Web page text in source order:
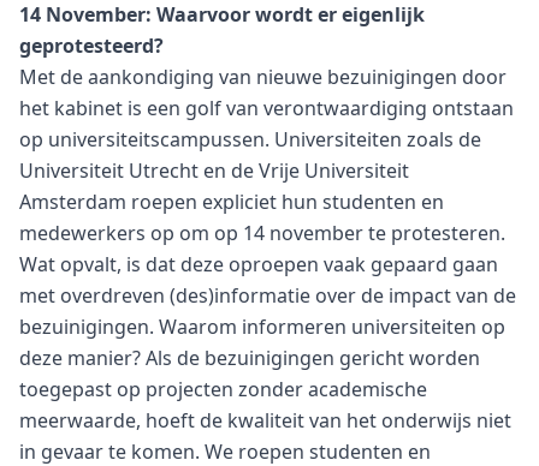
14 November: Waarvoor wordt er eigenlijk
geprotesteerd?
Met de aankondiging van nieuwe bezuinigingen door
het kabinet is een golf van verontwaardiging ontstaan
op universiteitscampussen. Universiteiten zoals de
Universiteit Utrecht en de Vrije Universiteit
Amsterdam roepen expliciet hun studenten en
medewerkers op om op 14 november te protesteren.
Wat opvalt, is dat deze oproepen vaak gepaard gaan
met overdreven (des)informatie over de impact van de
bezuinigingen. Waarom informeren universiteiten op
deze manier? Als de bezuinigingen gericht worden
toegepast op projecten zonder academische
meerwaarde, hoeft de kwaliteit van het onderwijs niet
in gevaar te komen. We roepen studenten en